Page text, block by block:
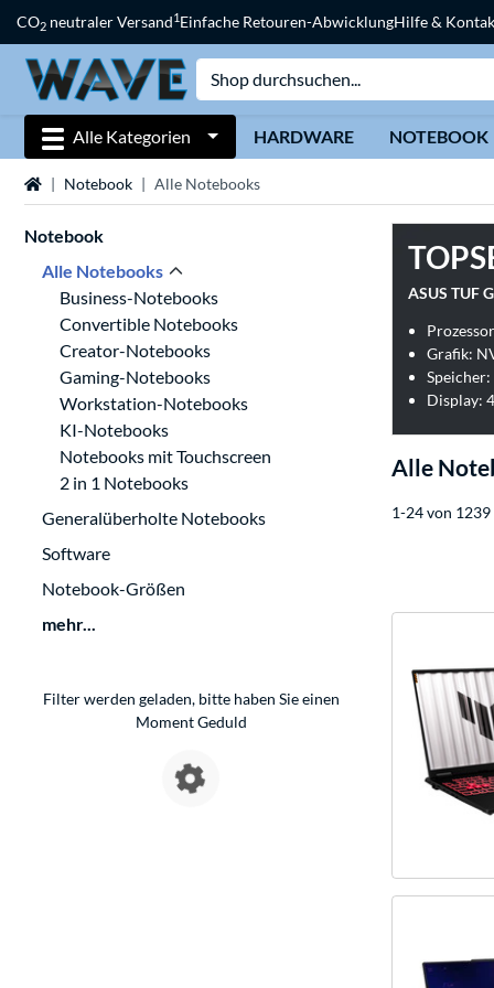
CO2 neutraler Versand1Einfache Retouren-AbwicklungHilfe &
Alle Kategorien HARDWARE NOTEBOOK
StartseiteNotebook Alle Notebooks
Notebook
Alle Notebooks
Business-Notebooks
Convertible Notebooks
Creator-Notebooks
Gaming-Notebooks
Workstation-Notebooks
KI-Notebooks
Notebooks mit Touchscreen
2 in 1 Notebooks
Generalüberholte Notebooks
Software
Notebook-Größen
mehr...
Filter werden geladen, bitte haben Sie einen
Moment Geduld
ASUS TUF
Grafik:
Display:
Alle
1-24 von 1239